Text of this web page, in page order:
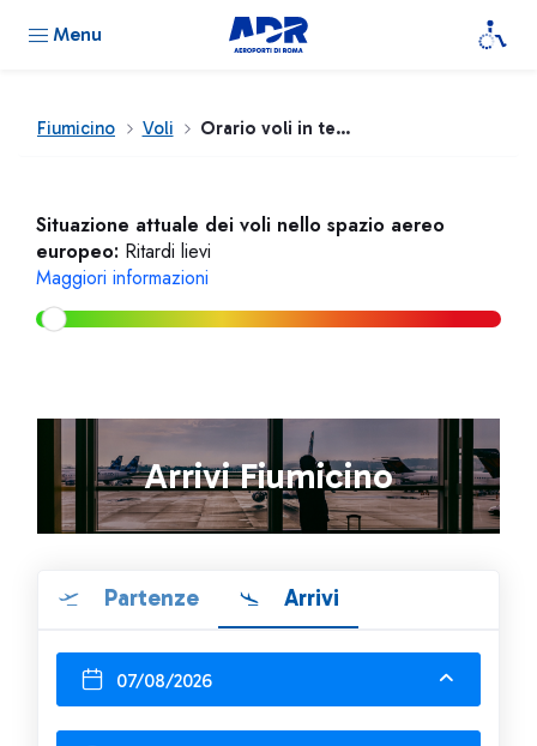
Menu
Fiumicino Voli Orario voli in tempo reale
Situazione attuale dei voli nello spazio aereo
europeo: Ritardi lievi
Maggiori informazioni
Arrivi Fiumicino
Partenze Arrivi
07/08/2026